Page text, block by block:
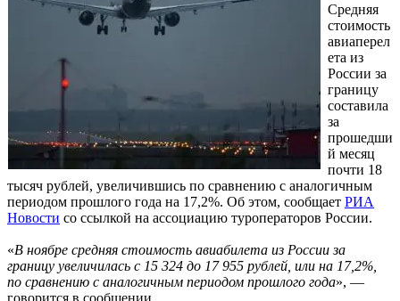
Средняя
стоимость
авиаперел
ета из
России за
границу
составила
за
прошедши
й месяц
почти 18
тысяч рублей, увеличившись по сравнению с аналогичным
периодом прошлого года на 17,2%. Об этом, сообщает РИА
Новости со ссылкой на ассоциацию туроператоров России.
«В ноябре средняя стоимость авиабилета из России за
границу увеличилась с 15 324 до 17 955 рублей, или на 17,2%,
по сравнению с аналогичным периодом прошлого года», —
говорится в сообщении.